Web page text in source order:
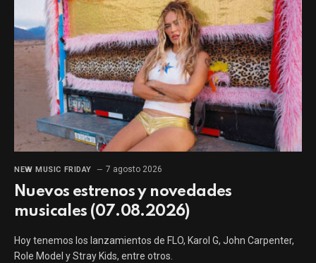
NEW MUSIC FRIDAY 7 agosto 2026
Nuevos estrenos y novedades
musicales (07.08.2026)
Hoy tenemos los lanzamientos de FLO, Karol G, John Carpenter,
Role Model y Stray Kids, entre otros.